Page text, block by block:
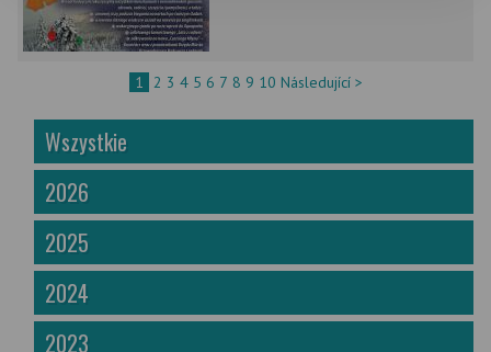
1 2 3 4 5 6 7 8 9 10 Následující >
Wszystkie
2026
2025
2024
2023